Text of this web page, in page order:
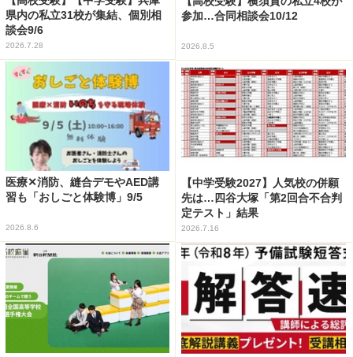
県内の私立31校が集結、個別相
談会9/6
2026.7.28
参加…合同相談会10/12
2026.8.5
医療✕消防、縫合デモやAED講
習も「おしごと体験博」9/5
2026.8.6
【中学受験2027】人気校の併願
先は…四谷大塚「第2回合不合判
定テスト」結果
2026.7.16